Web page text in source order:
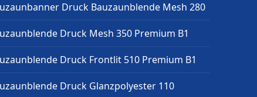
Druck Bauzaunblende Mesh 280
Druck Mesh 350 Premium B1
Druck Frontlit 510 Premium B1
Druck Glanzpolyester 110